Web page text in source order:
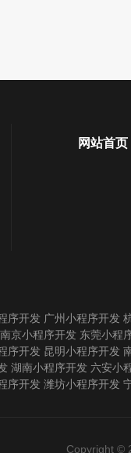
网站首页
序开发 广州小程序开发
南京小程序开发 东莞小程
序开发 昆明小程序开发
湖南小程序开发 六安小
序开发 潍坊小程序开发
Copyright ©